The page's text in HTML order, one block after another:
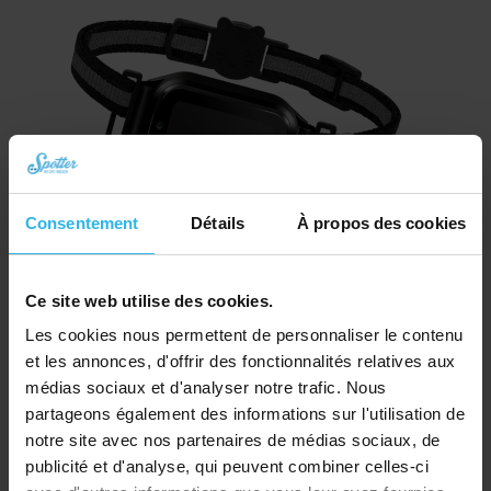
Consentement Détails À propos des cookies
Ce site web utilise des cookies.
Les cookies nous permettent de personnaliser le contenu
et les annonces, d'offrir des fonctionnalités relatives aux
médias sociaux et d'analyser notre trafic. Nous
partageons également des informations sur l'utilisation de
notre site avec nos partenaires de médias sociaux, de
publicité et d'analyse, qui peuvent combiner celles-ci
prix
initial
était :
€ 90,70.
prix
actuel
est :
€ 80,62.
Commander